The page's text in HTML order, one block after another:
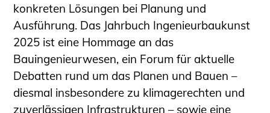
Informationen für Schülerinnen,
Schüler und Studierende
Projekte für Schülerinnen und Schüler
START.ING. Das Studierenden Praxis-
Programm
Wissenswertes für Studierende
konkreten Lösungen bei Planung und
Ausführung. Das Jahrbuch Ingenieurbaukunst
2025 ist eine Hommage an das
Bauingenieurwesen, ein Forum für aktuelle
Debatten rund um das Planen und Bauen –
diesmal insbesondere zu klimagerechten und
zuverlässigen Infrastrukturen – sowie eine